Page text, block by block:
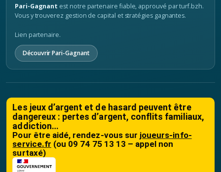
Pari-Gagnant est notre partenaire fiable, approuvé par turf.bzh.
Vous y trouverez gestion de capital et stratégies gagnantes.
Lien partenaire.
Découvrir Pari-Gagnant
Les jeux d’argent et de hasard peuvent être
dangereux : pertes d’argent, conflits familiaux,
addiction…
Pour être aidé, rendez-vous sur joueurs-info-
service.fr (ou 09 74 75 13 13 – appel non
surtaxé)